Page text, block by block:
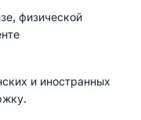
физической
и иностранных